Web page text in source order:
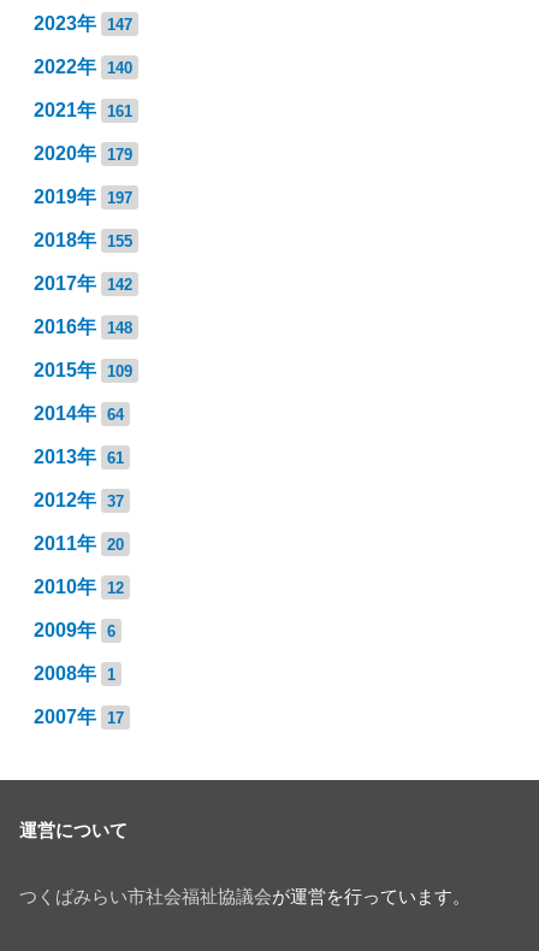
2023年 147
2022年 140
2021年 161
2020年 179
2019年 197
2018年 155
2017年 142
2016年 148
2015年 109
2014年 64
2013年 61
2012年 37
2011年 20
2010年 12
2009年 6
2008年 1
2007年 17
運営について
つくばみらい市社会福祉協議会が運営を行っています。